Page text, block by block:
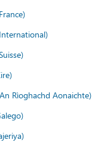
Rìoghachd Aonaichte)